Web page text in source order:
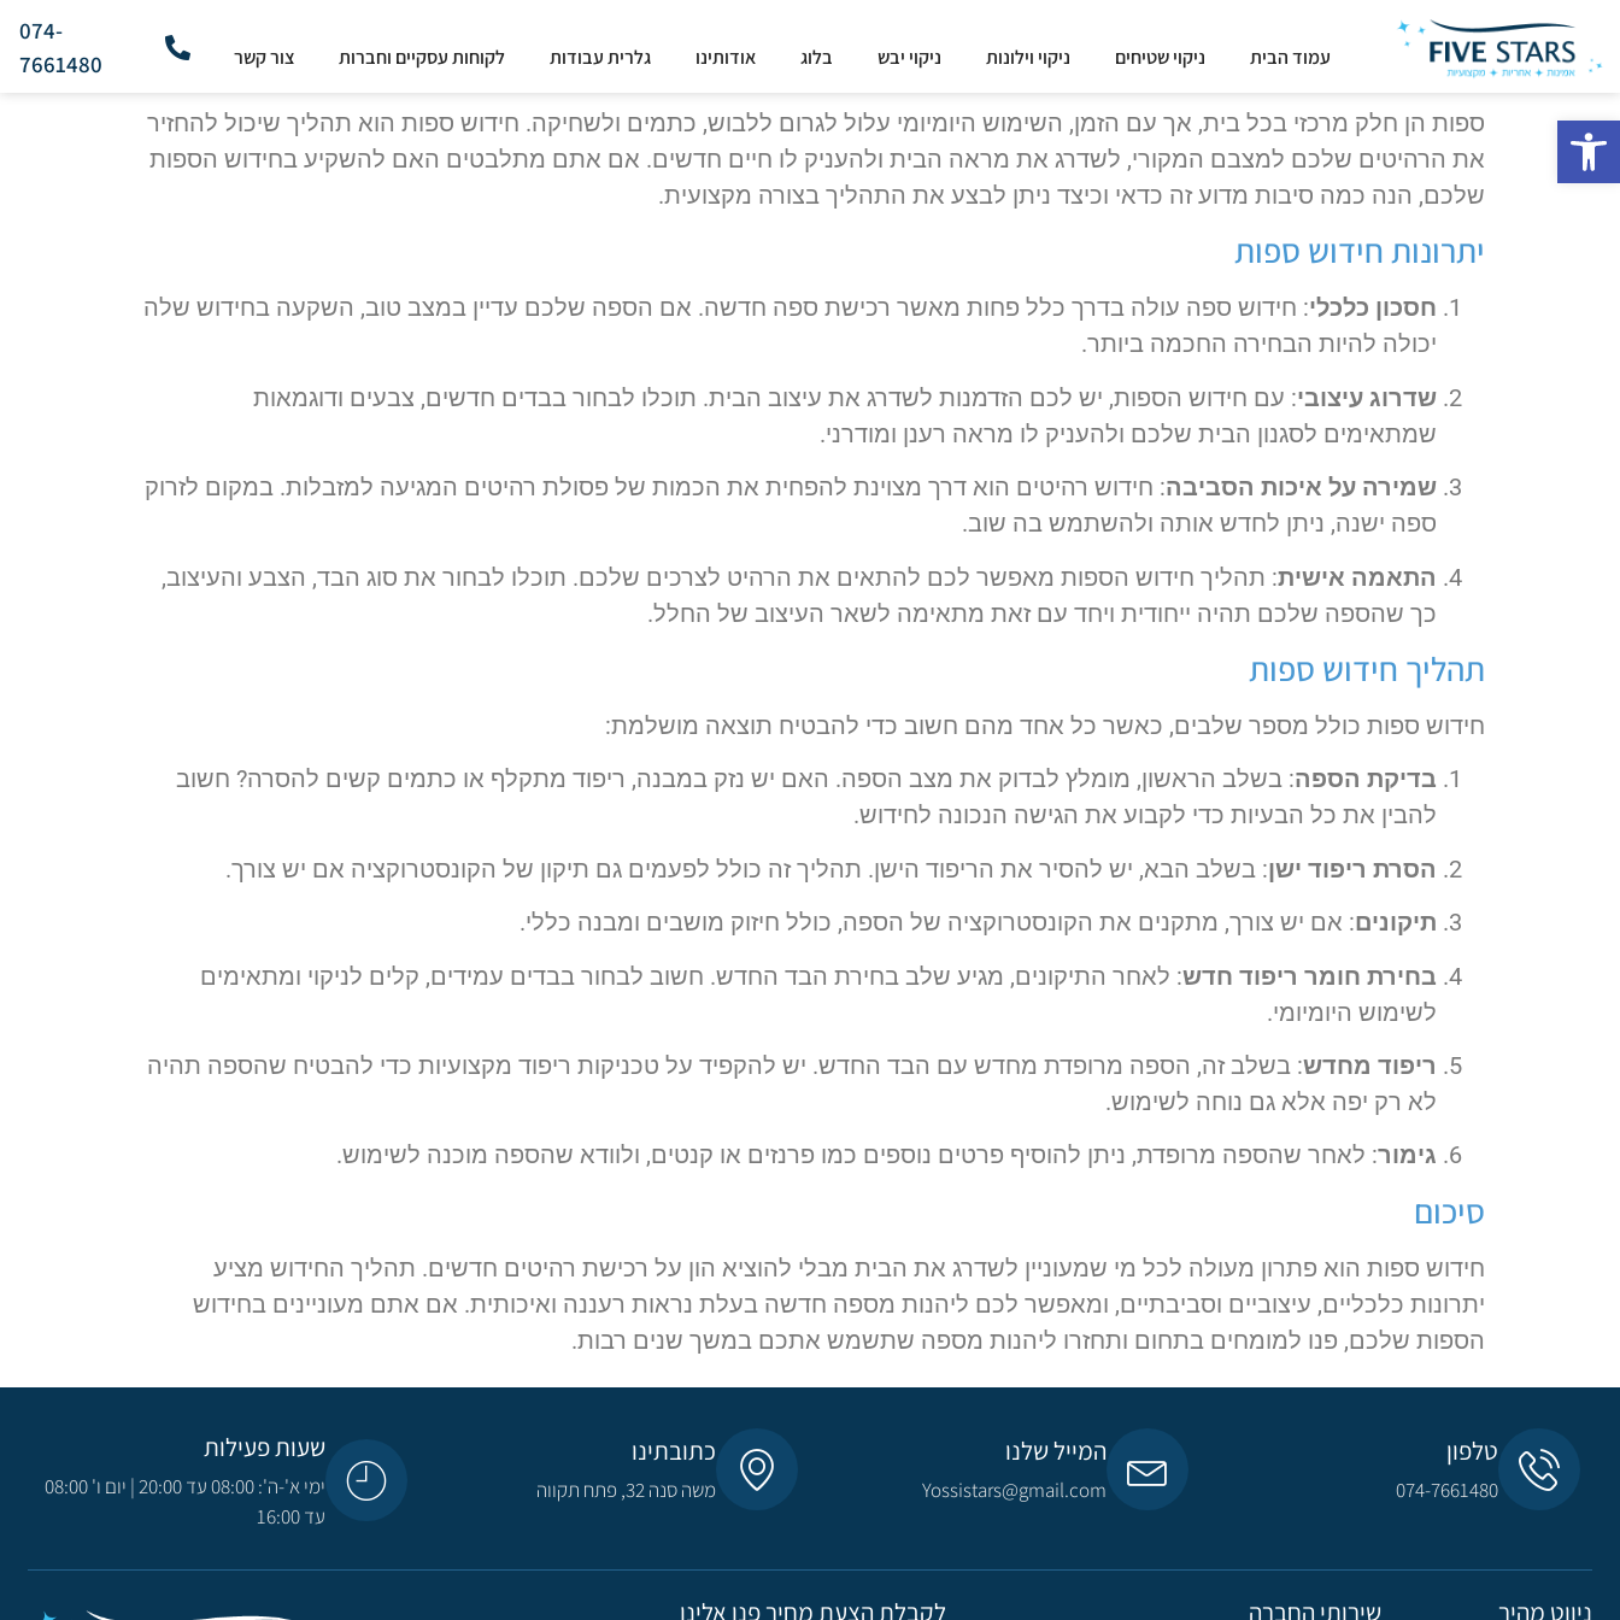
עמוד הבית ניקוי שטיחים ניקוי וילונות ניקוי יבש בלוג אודותינו גלרית עבודות לקוחות עסקיים וחברות צור קשר
074-
7661480
ספות הן חלק מרכזי בכל בית, אך עם הזמן, השימוש היומיומי עלול לגרום ללבוש, כתמים ולשחיקה. חידוש ספות הוא תהליך שיכול להחזיר
את הרהיטים שלכם למצבם המקורי, לשדרג את מראה הבית ולהעניק לו חיים חדשים. אם אתם מתלבטים האם להשקיע בחידוש הספות
שלכם, הנה כמה סיבות מדוע זה כדאי וכיצד ניתן לבצע את התהליך בצורה מקצועית.
יתרונות חידוש ספות
חסכון כלכלי: חידוש ספה עולה בדרך כלל פחות מאשר רכישת ספה חדשה. אם הספה שלכם עדיין במצב טוב, השקעה בחידוש שלה
יכולה להיות הבחירה החכמה ביותר.
שדרוג עיצובי: עם חידוש הספות, יש לכם הזדמנות לשדרג את עיצוב הבית. תוכלו לבחור בבדים חדשים, צבעים ודוגמאות
שמתאימים לסגנון הבית שלכם ולהעניק לו מראה רענן ומודרני.
שמירה על איכות הסביבה: חידוש רהיטים הוא דרך מצוינת להפחית את הכמות של פסולת רהיטים המגיעה למזבלות. במקום לזרוק
ספה ישנה, ניתן לחדש אותה ולהשתמש בה שוב.
התאמה אישית: תהליך חידוש הספות מאפשר לכם להתאים את הרהיט לצרכים שלכם. תוכלו לבחור את סוג הבד, הצבע והעיצוב,
כך שהספה שלכם תהיה ייחודית ויחד עם זאת מתאימה לשאר העיצוב של החלל.
תהליך חידוש ספות
חידוש ספות כולל מספר שלבים, כאשר כל אחד מהם חשוב כדי להבטיח תוצאה מושלמת:
בדיקת הספה: בשלב הראשון, מומלץ לבדוק את מצב הספה. האם יש נזק במבנה, ריפוד מתקלף או כתמים קשים להסרה? חשוב
להבין את כל הבעיות כדי לקבוע את הגישה הנכונה לחידוש.
הסרת ריפוד ישן: בשלב הבא, יש להסיר את הריפוד הישן. תהליך זה כולל לפעמים גם תיקון של הקונסטרוקציה אם יש צורך.
תיקונים: אם יש צורך, מתקנים את הקונסטרוקציה של הספה, כולל חיזוק מושבים ומבנה כללי.
בחירת חומר ריפוד חדש: לאחר התיקונים, מגיע שלב בחירת הבד החדש. חשוב לבחור בבדים עמידים, קלים לניקוי ומתאימים
לשימוש היומיומי.
ריפוד מחדש: בשלב זה, הספה מרופדת מחדש עם הבד החדש. יש להקפיד על טכניקות ריפוד מקצועיות כדי להבטיח שהספה תהיה
לא רק יפה אלא גם נוחה לשימוש.
גימור: לאחר שהספה מרופדת, ניתן להוסיף פרטים נוספים כמו פרנזים או קנטים, ולוודא שהספה מוכנה לשימוש.
סיכום
חידוש ספות הוא פתרון מעולה לכל מי שמעוניין לשדרג את הבית מבלי להוציא הון על רכישת רהיטים חדשים. תהליך החידוש מציע
יתרונות כלכליים, עיצוביים וסביבתיים, ומאפשר לכם ליהנות מספה חדשה בעלת נראות רעננה ואיכותית. אם אתם מעוניינים בחידוש
הספות שלכם, פנו למומחים בתחום ותחזרו ליהנות מספה שתשמש אתכם במשך שנים רבות.
טלפון
074-7661480
המייל שלנו
Yossistars@gmail.com​
כתובתינו
משה סנה 32, פתח תקווה​
שעות פעילות
ימי א'-ה': 08:00 עד 20:00 | יום ו' 08:00
עד 16:00
ניווט מהיר שירותי החברה לקבלת הצעת מחיר פנו אלינו
פתח סרגל נגישות